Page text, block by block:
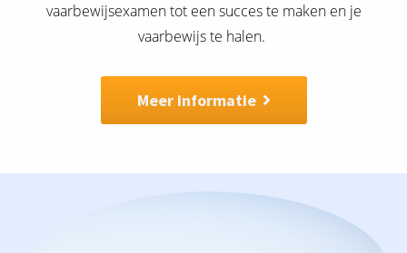
vaarbewijsexamen tot een succes te maken en je
vaarbewijs te halen.
Meer informatie